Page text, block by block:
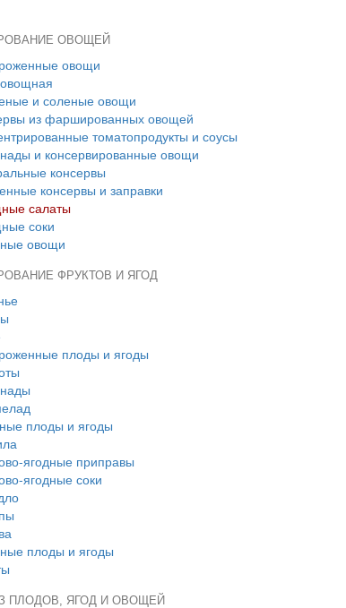
ОВОЩЕЙ
овощи
и соленые овощи
из фаршированных овощей
томатопродукты и соусы
и консервированные овощи
консервы
консервы и заправки
салаты
соки
овощи
ФРУКТОВ И ЯГОД
плоды и ягоды
плоды и ягоды
ягодные приправы
ягодные соки
плоды и ягоды
ПЛОДОВ, ЯГОД И ОВОЩЕЙ